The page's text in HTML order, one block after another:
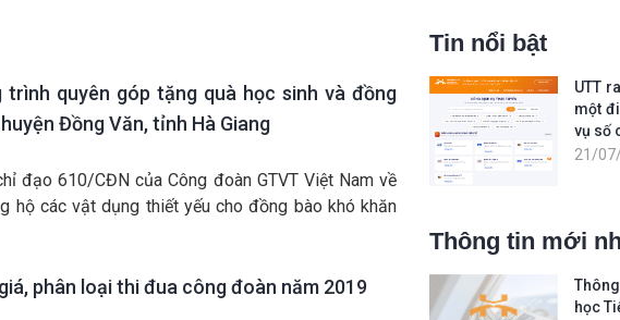
trình quyên góp tặng quà học sinh và đồng
Đồng Văn, tỉnh Hà Giang
đạo 610/CĐN của Công đoàn GTVT Việt Nam về
hộ các vật dụng thiết yếu cho đồng bào khó khăn
phân loại thi đua công đoàn năm 2019
Tin nổi bật
UTT
một
vụ số
21/
Thông tin mới
học